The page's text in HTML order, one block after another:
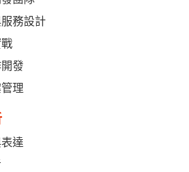
務設計
發
理
達